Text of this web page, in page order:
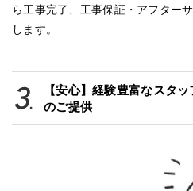
ら工事完了、工事保証・アフター
します。
【安心】経験豊富なスタ
のご提供